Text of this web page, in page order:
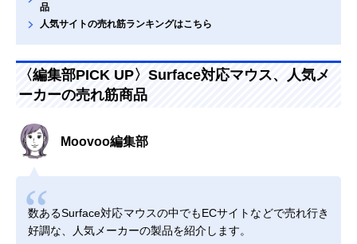
品
人気サイトの売れ筋ランキングはこちら
〈編集部PICK UP〉Surface対応マウス、人気メ
ーカーの売れ筋商品
Moovoo編集部
数あるSurface対応マウスの中でもECサイトなどで売れ行き
好調な、人気メーカーの製品を紹介します。